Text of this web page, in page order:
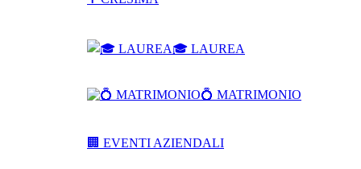
🎓 LAUREA
💍 MATRIMONIO
🏢 EVENTI AZIENDALI